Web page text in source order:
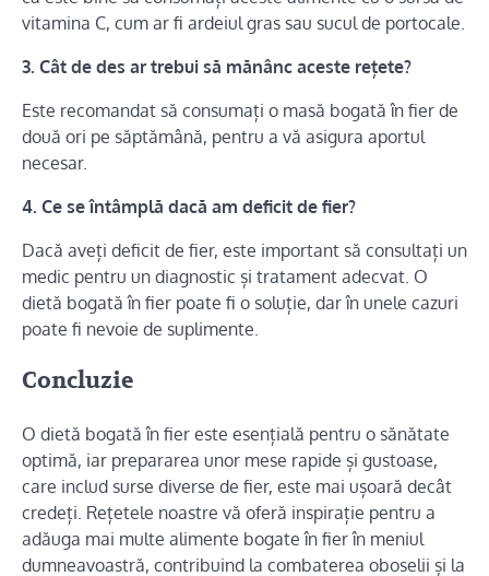
vitamina C, cum ar fi ardeiul gras sau sucul de portocale.
3. Cât de des ar trebui să mănânc aceste rețete?
Este recomandat să consumați o masă bogată în fier de
două ori pe săptămână, pentru a vă asigura aportul
necesar.
4. Ce se întâmplă dacă am deficit de fier?
Dacă aveți deficit de fier, este important să consultați un
medic pentru un diagnostic și tratament adecvat. O
dietă bogată în fier poate fi o soluție, dar în unele cazuri
poate fi nevoie de suplimente.
Concluzie
O dietă bogată în fier este esențială pentru o sănătate
optimă, iar prepararea unor mese rapide și gustoase,
care includ surse diverse de fier, este mai ușoară decât
credeți. Rețetele noastre vă oferă inspirație pentru a
adăuga mai multe alimente bogate în fier în meniul
dumneavoastră, contribuind la combaterea oboselii și la